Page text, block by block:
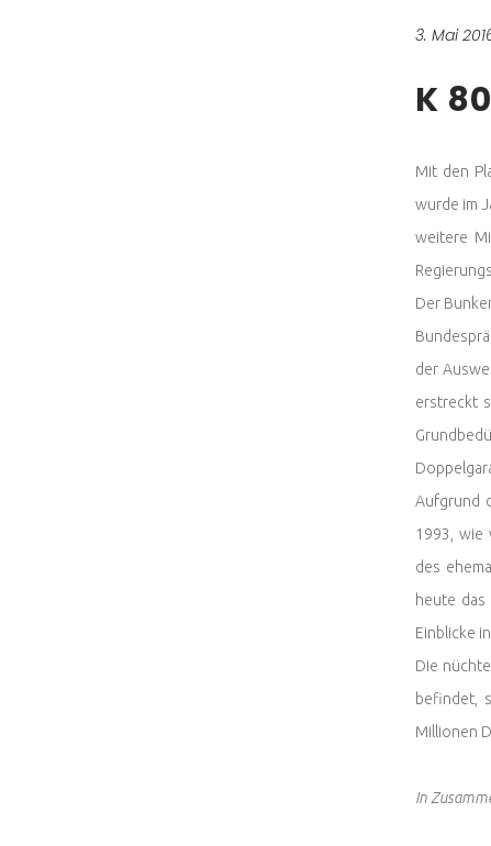
3. Mai
K
Mit den
wurde im
weitere
Der
der
erstreckt
Aufgrund
1993, wie
des
heute
Einblicke
Die
befindet,
Millionen
In